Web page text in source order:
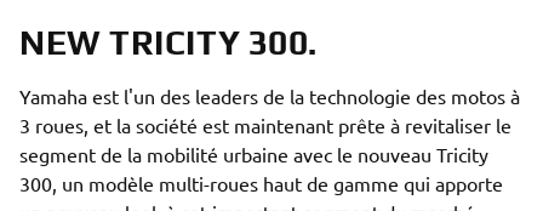
NEW TRICITY 300.
Yamaha est l'un des leaders de la technologie des motos à
3 roues, et la société est maintenant prête à revitaliser le
segment de la mobilité urbaine avec le nouveau Tricity
300, un modèle multi-roues haut de gamme qui apporte